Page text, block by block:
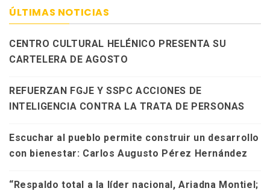
ÚLTIMAS NOTICIAS
CENTRO CULTURAL HELÉNICO PRESENTA SU
CARTELERA DE AGOSTO
REFUERZAN FGJE Y SSPC ACCIONES DE
INTELIGENCIA CONTRA LA TRATA DE PERSONAS
Escuchar al pueblo permite construir un desarrollo
con bienestar: Carlos Augusto Pérez Hernández
“Respaldo total a la líder nacional, Ariadna Montiel;